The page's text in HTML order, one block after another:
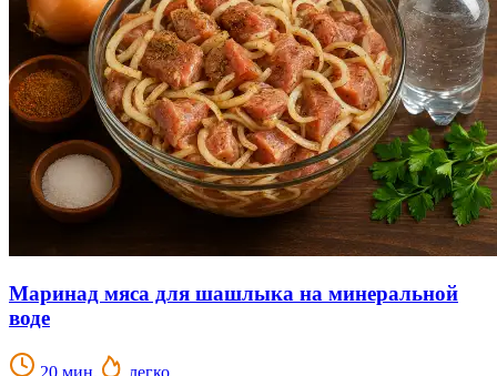
Маринад мяса для шашлыка на минеральной
воде
20 мин. легко